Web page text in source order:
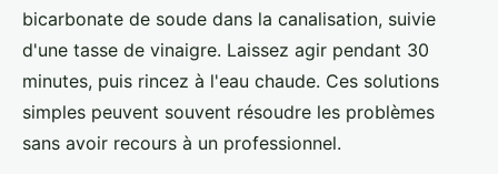
bicarbonate de soude dans la canalisation, suivie
d'une tasse de vinaigre. Laissez agir pendant 30
minutes, puis rincez à l'eau chaude. Ces solutions
simples peuvent souvent résoudre les problèmes
sans avoir recours à un professionnel.